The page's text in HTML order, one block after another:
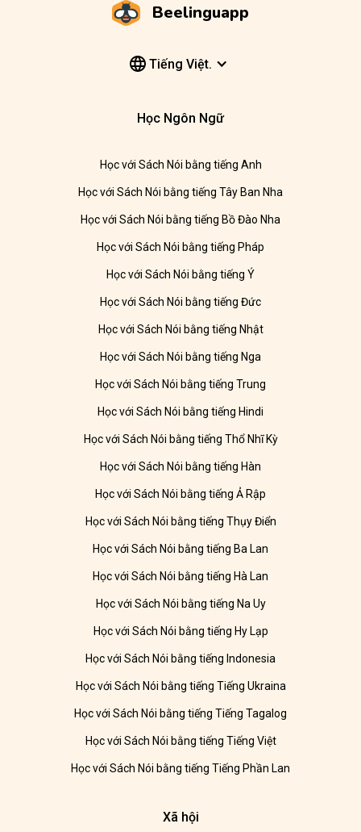
Beelinguapp
Tiếng Việt.
Học Ngôn Ngữ
Học với Sách Nói bằng tiếng Anh
Học với Sách Nói bằng tiếng Tây Ban Nha
Học với Sách Nói bằng tiếng Bồ Đào Nha
Học với Sách Nói bằng tiếng Pháp
Học với Sách Nói bằng tiếng Ý
Học với Sách Nói bằng tiếng Đức
Học với Sách Nói bằng tiếng Nhật
Học với Sách Nói bằng tiếng Nga
Học với Sách Nói bằng tiếng Trung
Học với Sách Nói bằng tiếng Hindi
Học với Sách Nói bằng tiếng Thổ Nhĩ Kỳ
Học với Sách Nói bằng tiếng Hàn
Học với Sách Nói bằng tiếng Ả Rập
Học với Sách Nói bằng tiếng Thụy Điển
Học với Sách Nói bằng tiếng Ba Lan
Học với Sách Nói bằng tiếng Hà Lan
Học với Sách Nói bằng tiếng Na Uy
Học với Sách Nói bằng tiếng Hy Lạp
Học với Sách Nói bằng tiếng Indonesia
Học với Sách Nói bằng tiếng Tiếng Ukraina
Học với Sách Nói bằng tiếng Tiếng Tagalog
Học với Sách Nói bằng tiếng Tiếng Việt
Học với Sách Nói bằng tiếng Tiếng Phần Lan
Xã hội